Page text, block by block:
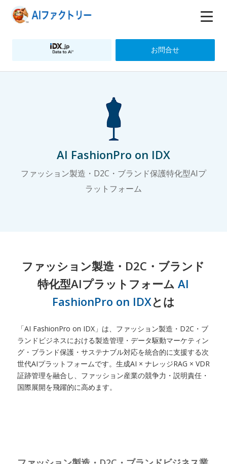
お問合せ
AI FashionPro on IDX
ファッション製造・D2C・ブランド保護特化型AIプ
ラットフォーム
ファッション製造・D2C・ブランド
特化型AIプラットフォームAI
FashionPro on IDXとは
「AI FashionPro on IDX」は、ファッション製造・D2C・ブ
ランドビジネスにおける製造管理・データ駆動マーケティン
グ・ブランド保護・サステナブル対応を統合的に支援する次
世代AIプラットフォームです。生成AI × ナレッジRAG × VDR
証跡管理を融合し、ファッション産業の競争力・説明責任・
国際展開を飛躍的に高めます。